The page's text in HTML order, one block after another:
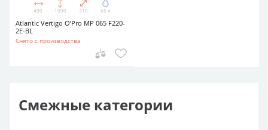
490 1090 310 65 л
Atlantic Vertigo O’Pro MP 065 F220-
2E-BL
Снято с производства
Смежные категории